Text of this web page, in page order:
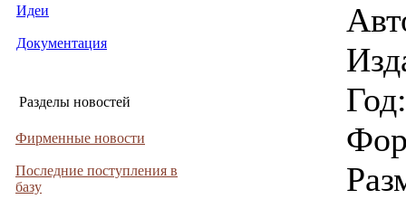
Идеи
Документация
Разделы новостей
Фирменные новости
Последние поступления в
базу